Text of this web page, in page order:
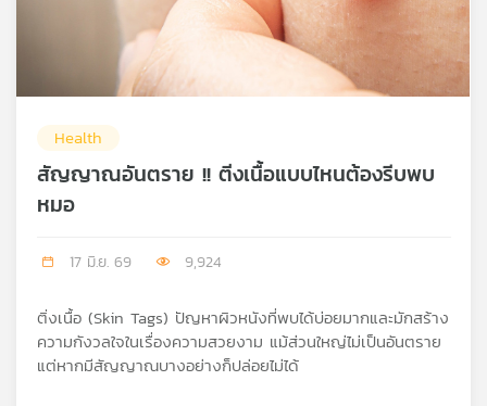
Health
สัญญาณอันตราย !! ติ่งเนื้อแบบไหนต้องรีบพบ
หมอ
17 มิ.ย. 69 9,924
ติ่งเนื้อ (Skin Tags) ปัญหาผิวหนังที่พบได้บ่อยมากและมักสร้าง
ความกังวลใจในเรื่องความสวยงาม แม้ส่วนใหญ่ไม่เป็นอันตราย
แต่หากมีสัญญาณบางอย่างก็ปล่อยไม่ได้